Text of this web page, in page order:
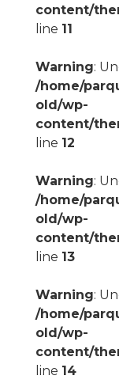
content/
line 11
Warning:
/home/
old/wp-
content/
line 12
Warning:
/home/
old/wp-
content/
line 13
Warning:
/home/
old/wp-
content/
line 14